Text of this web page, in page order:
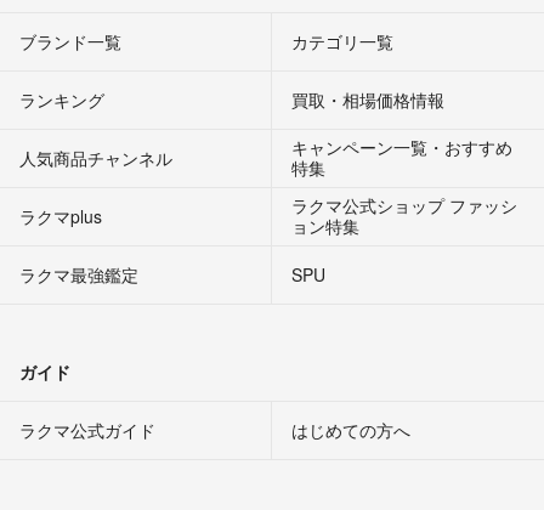
ブランド一覧 カテゴリ一覧
ランキング 買取・相場価格情報
人気商品チャンネル
キャンペーン一覧・おすすめ
特集
ラクマplus
ラクマ公式ショップ ファッシ
ョン特集
ラクマ最強鑑定
SPU
ガイド
ラクマ公式ガイド はじめての方へ